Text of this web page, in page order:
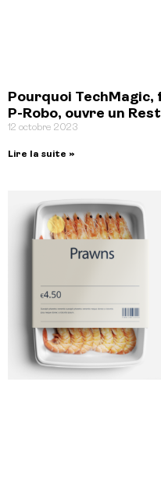
Pourquoi
P-Robo, ouvre un
12 octobre 2023
Lire la suite »